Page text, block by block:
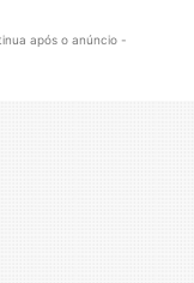
após o anúncio -